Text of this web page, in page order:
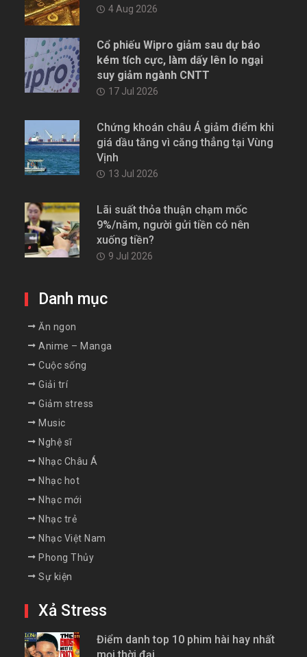
4 Aug 2026
Cổ phiếu Wipro giảm sau dự báo
kém tích cực, làm dấy lên lo ngại
suy giảm ngành CNTT
17 Jul 2026
Chứng khoán châu Á giảm điểm khi
giá dầu tăng vì căng thẳng tại Vùng
Vịnh
13 Jul 2026
Lãi suất thỏa thuận chạm mốc
9%/năm, người gửi tiền có nên
xuống tiền?
9 Jul 2026
Danh mục
Ăn ngon
Anime – Manga
Cuộc sống
Giải trí
Giảm stress
Music
Nghệ sĩ
Nhạc Châu Á
Nhạc hot
Nhạc mới
Nhạc trẻ
Nhạc Việt Nam
Phong Thủy
Sự kiện
Xả Stress
Điểm danh top 10 phim hài hay nhất